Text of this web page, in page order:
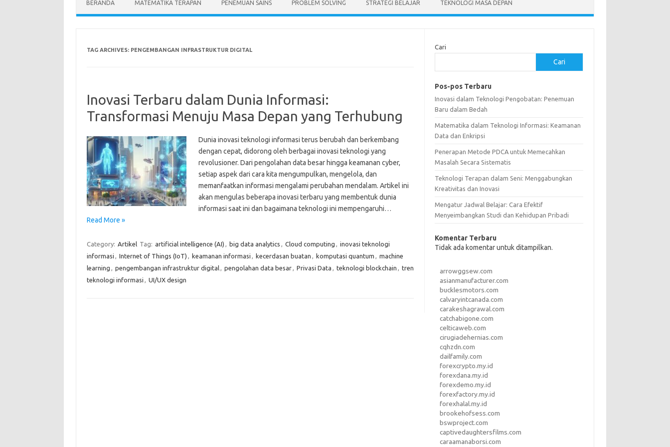
BERANDA MATEMATIKA TERAPAN PENEMUAN SAINS PROBLEM SOLVING STRATEGI BELAJAR TEKNOLOGI MASA DEPAN
TAG ARCHIVES: PENGEMBANGAN INFRASTRUKTUR DIGITAL
Inovasi Terbaru dalam Dunia Informasi:
Transformasi Menuju Masa Depan yang Terhubung
Dunia inovasi teknologi informasi terus berubah dan berkembang
dengan cepat, didorong oleh berbagai inovasi teknologi yang
revolusioner. Dari pengolahan data besar hingga keamanan cyber,
setiap aspek dari cara kita mengumpulkan, mengelola, dan
memanfaatkan informasi mengalami perubahan mendalam. Artikel ini
akan mengulas beberapa inovasi terbaru yang membentuk dunia
informasi saat ini dan bagaimana teknologi ini mempengaruhi…
Read More »
Category: Artikel Tag: artificial intelligence (AI) , big data analytics , Cloud computing , inovasi teknologi
informasi , Internet of Things (IoT) , keamanan informasi , kecerdasan buatan , komputasi quantum , machine
learning , pengembangan infrastruktur digital, pengolahan data besar, Privasi Data , teknologi blockchain , tren
teknologi informasi , UI/UX design
Cari
Cari
Pos-pos Terbaru
Inovasi dalam Teknologi Pengobatan: Penemuan
Baru dalam Bedah
Matematika dalam Teknologi Informasi: Keamanan
Data dan Enkripsi
Penerapan Metode PDCA untuk Memecahkan
Masalah Secara Sistematis
Teknologi Terapan dalam Seni: Menggabungkan
Kreativitas dan Inovasi
Mengatur Jadwal Belajar: Cara Efektif
Menyeimbangkan Studi dan Kehidupan Pribadi
Komentar Terbaru
Tidak ada komentar untuk ditampilkan.
arrowggsew.com
asianmanufacturer.com
bucklesmotors.com
calvaryintcanada.com
carakeshagrawal.com
catchabigone.com
celticaweb.com
cirugiadehernias.com
cqhzdn.com
dailfamily.com
forexcrypto.my.id
forexdana.my.id
forexdemo.my.id
forexfactory.my.id
forexhalal.my.id
brookehofsess.com
bswproject.com
captivedaughtersfilms.com
caraamanaborsi.com